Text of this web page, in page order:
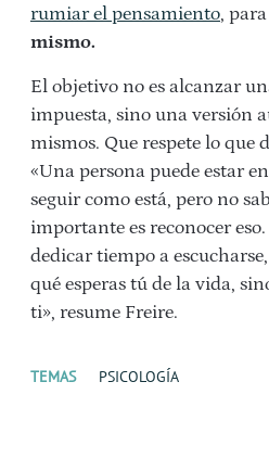
rumiar el pensamiento, para
mismo.
El objetivo no es alcanzar
impuesta, sino una versión
mismos. Que respete lo que
«Una persona puede estar
seguir como está, pero no
importante es reconocer
dedicar tiempo a
qué esperas tú de la vida,
ti», resume Freire.
TEMAS PSICOLOGÍA